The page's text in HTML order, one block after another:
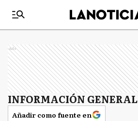
Ads
INFORMACIÓN GENERAL
Añadir como fuente en